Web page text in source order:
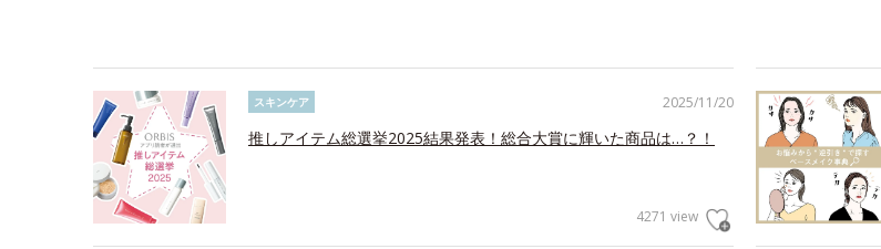
2025/11/20
スキンケア
推しアイテム総選挙2025結果発表！総合大賞に輝いた商品は…？！
4271 view